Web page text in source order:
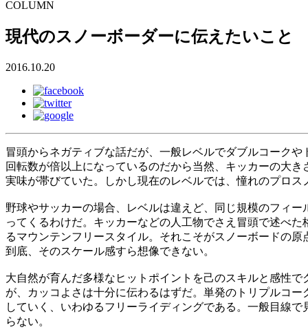
COLUMN
現代のスノーボーダーに伝えたいこと
2016.10.20
冒頭からネガティブな話だが、一般レベルでダブルコーク
回転数が倍以上になっているのだから当然、キッカーの大
実味が帯びていた。しかし現在のレベルでは、憧れのプロ
野球やサッカーの場合、レベルは違えど、同じ規模のフィ
ってくるわけだ。キッカーなどの人工物でさえ冒頭で述べ
るマウンテンフリースタイル。それこそがスノーボードの
到底、そのスケール感すら想像できない。
大自然が育んだ多様なヒットポイントを己のスキルと感性
が、カッコよさは十分に伝わるはずだ。単発のトリプルコ
していく、いわゆるフリーライディングである。一般目線
らない。